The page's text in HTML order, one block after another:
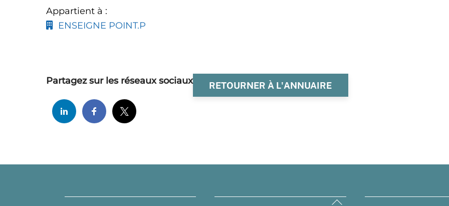
Appartient à :
ENSEIGNE POINT.P
RETOURNER À L'ANNUAIRE
Partagez sur les réseaux sociaux
Back